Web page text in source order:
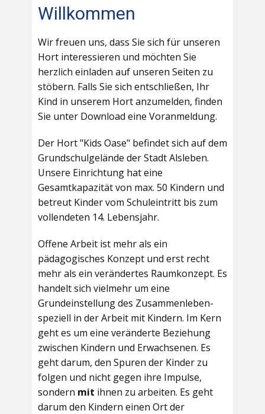
Willkommen
Wir freuen uns, dass Sie sich für unseren
Hort interessieren und möchten Sie
herzlich einladen auf unseren Seiten zu
stöbern. Falls Sie sich entschließen, Ihr
Kind in unserem Hort anzumelden, finden
Sie unter Download eine Voranmeldung.
Der Hort "Kids Oase" befindet sich auf dem
Grundschulgelände der Stadt Alsleben.
Unsere Einrichtung hat eine
Gesamtkapazität von max. 50 Kindern und
betreut Kinder vom Schuleintritt bis zum
vollendeten 14. Lebensjahr.
Offene Arbeit ist mehr als ein
pädagogisches Konzept und erst recht
mehr als ein verändertes Raumkonzept. Es
handelt sich vielmehr um eine
Grundeinstellung des Zusammenleben-
speziell in der Arbeit mit Kindern. Im Kern
geht es um eine veränderte Beziehung
zwischen Kindern und Erwachsenen. Es
geht darum, den Spuren der Kinder zu
folgen und nicht gegen ihre Impulse,
sondern mit ihnen zu arbeiten. Es geht
darum den Kindern einen Ort der